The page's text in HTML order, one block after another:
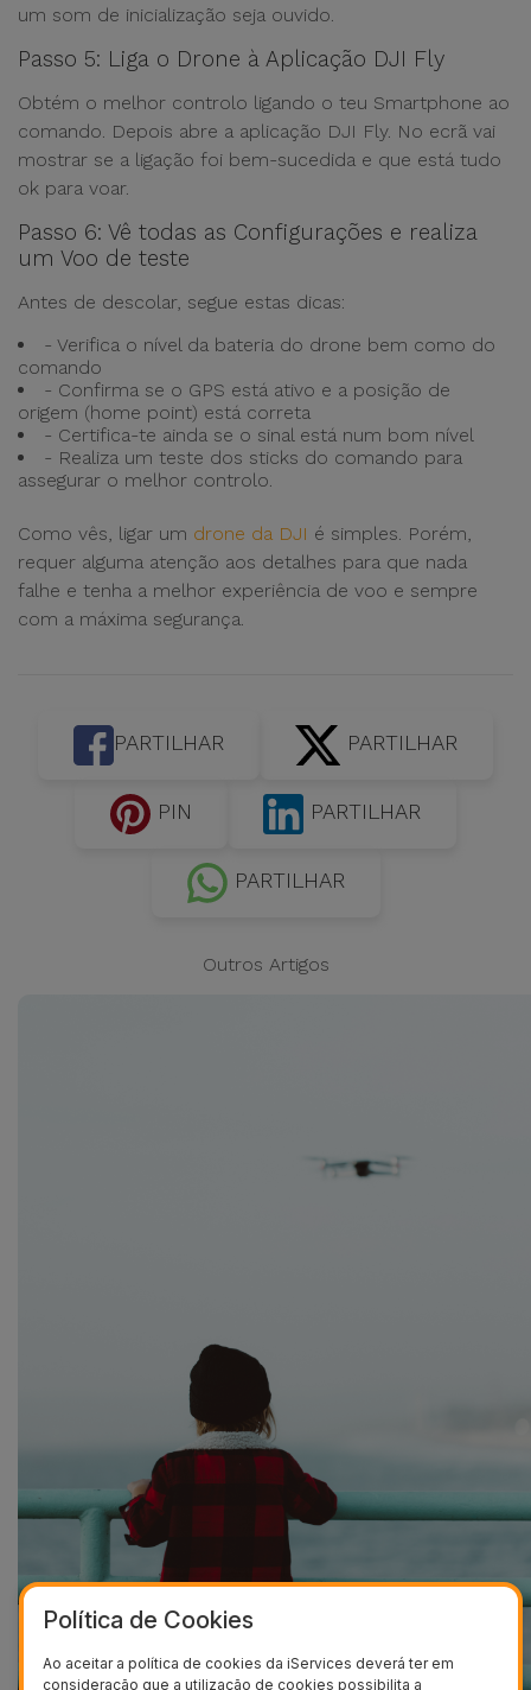
um som de inicialização seja ouvido.
Passo 5: Liga o Drone à Aplicação DJI Fly
Obtém o melhor controlo ligando o teu Smartphone ao
comando. Depois abre a aplicação DJI Fly. No ecrã vai
mostrar se a ligação foi bem-sucedida e que está tudo
ok para voar.
Passo 6: Vê todas as Configurações e realiza
um Voo de teste
Antes de descolar, segue estas dicas:
- Verifica o nível da bateria do drone bem como do
comando
- Confirma se o GPS está ativo e a posição de
origem (home point) está correta
- Certifica-te ainda se o sinal está num bom nível
- Realiza um teste dos sticks do comando para
assegurar o melhor controlo.
Como vês, ligar um drone da DJI é simples. Porém,
requer alguma atenção aos detalhes para que nada
falhe e tenha a melhor experiência de voo e sempre
com a máxima segurança.
PARTILHAR PARTILHAR
PIN PARTILHAR
PARTILHAR
Outros Artigos
Política de Cookies
Ao aceitar a política de cookies da iServices deverá ter em
consideração que a utilização de cookies possibilita a